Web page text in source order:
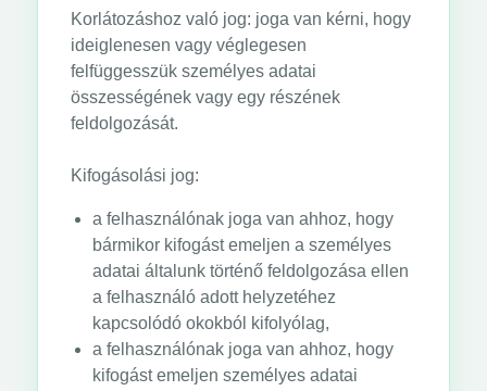
Korlátozáshoz való jog: joga van kérni, hogy
ideiglenesen vagy véglegesen
felfüggesszük személyes adatai
összességének vagy egy részének
feldolgozását.
Kifogásolási jog:
a felhasználónak joga van ahhoz, hogy
bármikor kifogást emeljen a személyes
adatai általunk történő feldolgozása ellen
a felhasználó adott helyzetéhez
kapcsolódó okokból kifolyólag,
a felhasználónak joga van ahhoz, hogy
kifogást emeljen személyes adatai